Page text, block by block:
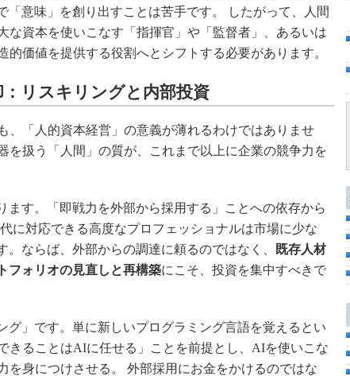
「意味」を創り出すことは苦手です。 したがって、人間
な資本を使いこなす「指揮官」や「監督者」、あるいは
価値を提供する役割へとシフトする必要があります。
リスキリングと内部投資
、「人的資本経営」の意義が薄れるわけではありませ
を扱う「人間」の質が、これまで以上に企業の競争力を
ます。「即戦力を外部から採用する」ことへの依存から
に対応できる高度なプロフェッショナルは市場に少な
。ならば、外部からの調達に頼るのではなく、
既存人材
フォリオの見直しと再構築にこそ、投資を集中すべきで
グ」です。単に新しいプログラミング言語を覚えるとい
きることはAIに任せる」ことを前提とし、AIを使いこな
を身につけさせる。 外部採用にお金をかけるのではな